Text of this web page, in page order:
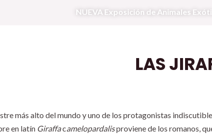
NUEVA Exposición de Animales
LAS
más alto del mundo y uno de los protagonistas
en latín Giraffacamelopardalisproviene de los romanos,